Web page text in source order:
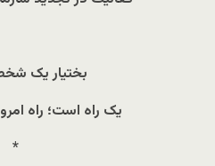
بختیار یک
یک راه است؛ راه
*